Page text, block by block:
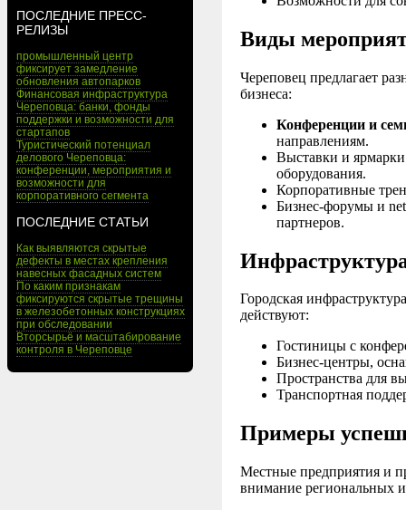
ПОСЛЕДНИЕ ПРЕСС-
РЕЛИЗЫ
промышленный центр
фиксирует замедление
обновления автопарков
Финансовая инфраструктура
Череповца: банки, фонды
поддержки и возможности для
стартапов
Туристический потенциал
делового Череповца:
конференции, мероприятия и
возможности для
корпоративного сегмента
ПОСЛЕДНИЕ СТАТЬИ
Как выявляются скрытые
дефекты в местах крепления
навесных фасадных систем
По каким признакам
фиксируются скрытые трещины
в железобетонных конструкциях
при обследовании
Вторсырьё и масштабирование
контроля в Череповце
Виды
Череповец предлагает
бизнеса:
Конференции и
направлениям.
Выставки и
оборудования.
Корпоративные
Бизнес-форумы и
партнеров.
Городская
действуют:
Гостиницы с
Бизнес-центры,
Пространства для
Транспортная
Примеры
Местные предприятия и
внимание региональных